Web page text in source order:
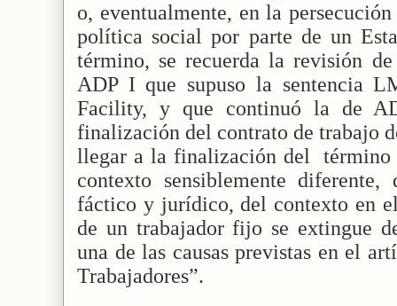
o, eventualmente, en la
política social por parte de un
término, se recuerda la revisión
ADP I que supuso la sentencia
Facility, y que continuó la de
finalización del contrato de trabajo
llegar a la finalización del
término
contexto sensiblemente
fáctico y jurídico, del contexto en
de un trabajador fijo se extingue
una de las causas previstas en el
Trabajadores”.